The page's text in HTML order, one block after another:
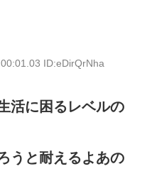
ID:eDirQrNha
活に困るレベルの
うと耐えるよあの